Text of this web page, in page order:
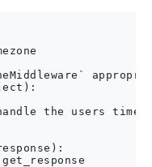
the users